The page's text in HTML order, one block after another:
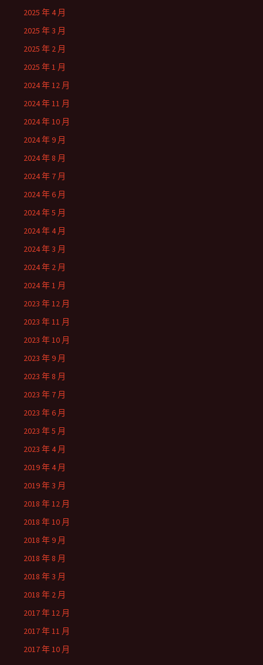
2025 年 4 月
2025 年 3 月
2025 年 2 月
2025 年 1 月
2024 年 12 月
2024 年 11 月
2024 年 10 月
2024 年 9 月
2024 年 8 月
2024 年 7 月
2024 年 6 月
2024 年 5 月
2024 年 4 月
2024 年 3 月
2024 年 2 月
2024 年 1 月
2023 年 12 月
2023 年 11 月
2023 年 10 月
2023 年 9 月
2023 年 8 月
2023 年 7 月
2023 年 6 月
2023 年 5 月
2023 年 4 月
2019 年 4 月
2019 年 3 月
2018 年 12 月
2018 年 10 月
2018 年 9 月
2018 年 8 月
2018 年 3 月
2018 年 2 月
2017 年 12 月
2017 年 11 月
2017 年 10 月